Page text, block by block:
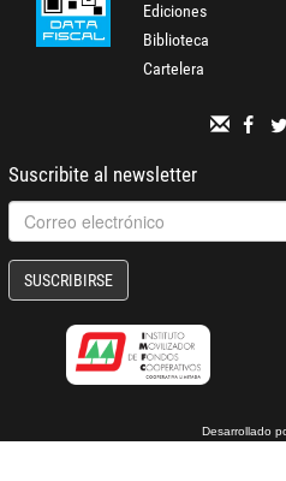
Ediciones
Biblioteca
Cartelera
Suscribite al newsletter
SUSCRIBIRSE
Desarrollado